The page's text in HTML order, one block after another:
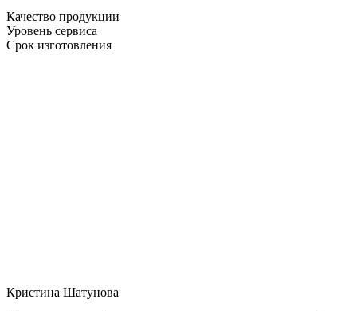
Качество продукции
Уровень сервиса
Срок изготовления
Кристина Шатунова